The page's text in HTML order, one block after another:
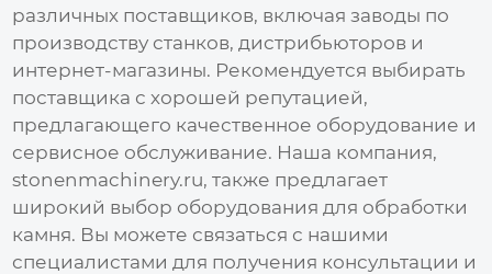
различных поставщиков, включаязаводы по
производству станков, дистрибьюторов и
интернет-магазины. Рекомендуется выбирать
поставщика с хорошей репутацией,
предлагающего качественное оборудование и
сервисное обслуживание. Наша компания,
stonenmachinery.ru, также предлагает
широкий выбор оборудования для обработки
камня. Вы можете связаться с нашими
специалистами для получения консультации и